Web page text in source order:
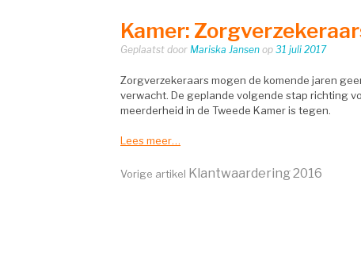
Kamer:
Geplaatst door Mariska Jansen op 31 juli 2017
Zorgverzekeraars mogen de komende jaren
verwacht. De geplande volgende stap richting
meerderheid in de Tweede Kamer is tegen.
Lees meer…
Verder
Vorige artikel Klantwaardering 2016